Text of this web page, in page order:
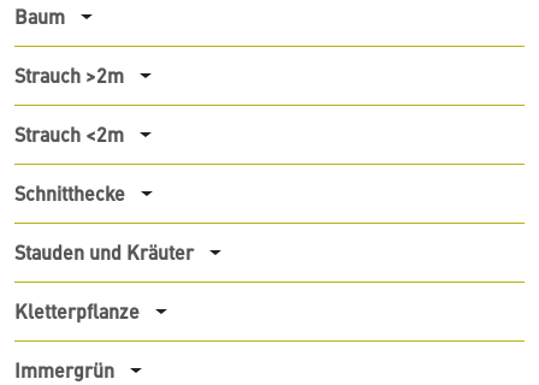
Baum
Strauch >2m
Strauch <2m
Schnitthecke
Stauden und Kräuter
Kletterpflanze
Immergrün